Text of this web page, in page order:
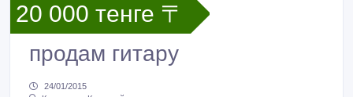
20 000 тенге 〒
продам гитару
24/01/2015